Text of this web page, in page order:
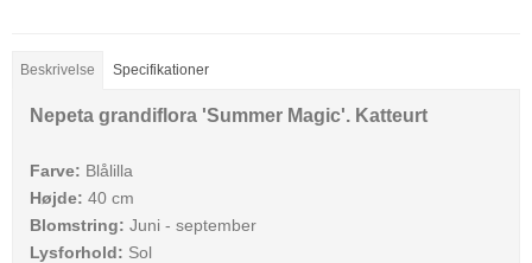
Beskrivelse Specifikationer
Nepeta grandiflora 'Summer Magic'. Katteurt
Farve: Blålilla
Højde: 40 cm
Blomstring: Juni - september
Lysforhold: Sol